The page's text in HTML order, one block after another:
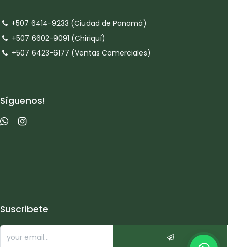
+507 6414-9233 (Ciudad de Panamá)
+507 6602-9091 (Chiriquí)
+507 6423-6177 (Ventas Comerciales)
Síguenos!
Suscribete